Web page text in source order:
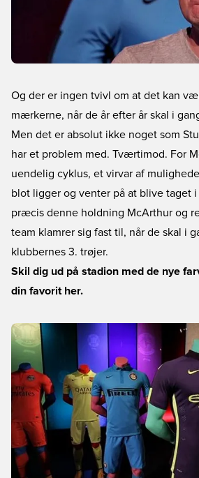
Og der er ingen tvivl om at det kan
mærkerne, når de år efter år skal i
Men det er absolut ikke noget som
har et problem med. Tværtimod. For
uendelig cyklus, et virvar af
blot ligger og venter på at blive taget
præcis denne holdning McArthur og
team klamrer sig fast til, når de skal i
klubbernes 3. trøjer.
Skil dig ud på stadion med de nye
din favorit her.